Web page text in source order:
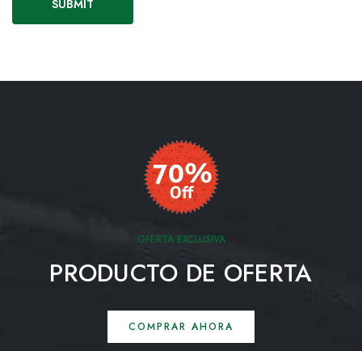
OFERTA EXCLUSIVA
PRODUCTO DE OFERTA
COMPRAR AHORA